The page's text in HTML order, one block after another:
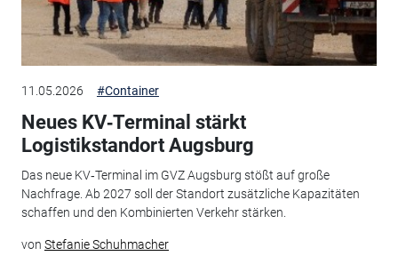
11.05.2026 #Container
Neues KV‑Terminal stärkt
Logistikstandort Augsburg
Das neue KV‑Terminal im GVZ Augsburg stößt auf große
Nachfrage. Ab 2027 soll der Standort zusätzliche Kapazitäten
schaffen und den Kombinierten Verkehr stärken.
von Stefanie Schuhmacher